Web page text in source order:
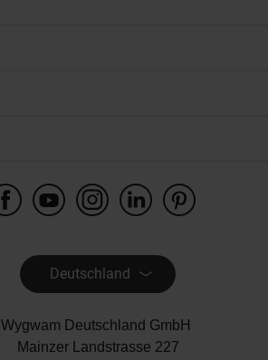
Deutschland
Wygwam Deutschland GmbH
Mainzer Landstrasse 227